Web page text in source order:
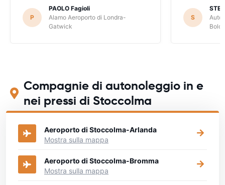
P
PAOLO Fagioli
Alamo Aeroporto di Londra-
Gatwick
S
Compagnie di autonoleggio in e
nei pressi di Stoccolma
Aeroporto di Stoccolma-Arlanda
Mostra sulla mappa
Aeroporto di Stoccolma-Bromma
Mostra sulla mappa